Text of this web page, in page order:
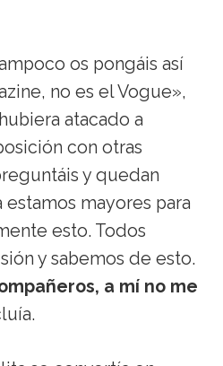
os pongáis así
no es el Vogue»,
atacado a
con otras
y quedan
mayores para
esto. Todos
y sabemos de esto.
a mí no me